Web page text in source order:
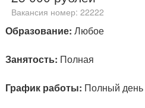
Вакансия номер: 22222
Образование: Любое
Занятость: Полная
График работы: Полный день